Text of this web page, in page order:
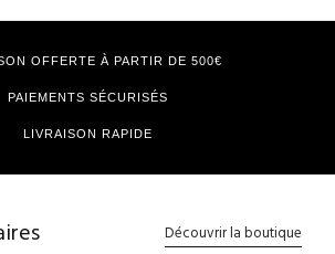
OFFERTE À PARTIR DE 500€
PAIEMENTS SÉCURISÉS
LIVRAISON RAPIDE
Découvrir la boutique